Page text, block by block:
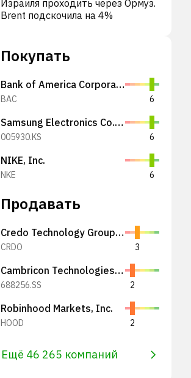
Израиля проходить через Ормуз.
Brent подскочила на 4%
Покупать
Bank of America Corporation
BAC 6
Samsung Electronics Co., Ltd.
005930.KS 6
NIKE, Inc.
NKE 6
Продавать
Credo Technology Group Holding Ltd
CRDO 3
Cambricon Technologies Corporation Limited
688256.SS 2
Robinhood Markets, Inc.
HOOD 2
Ещё 46 265 компаний